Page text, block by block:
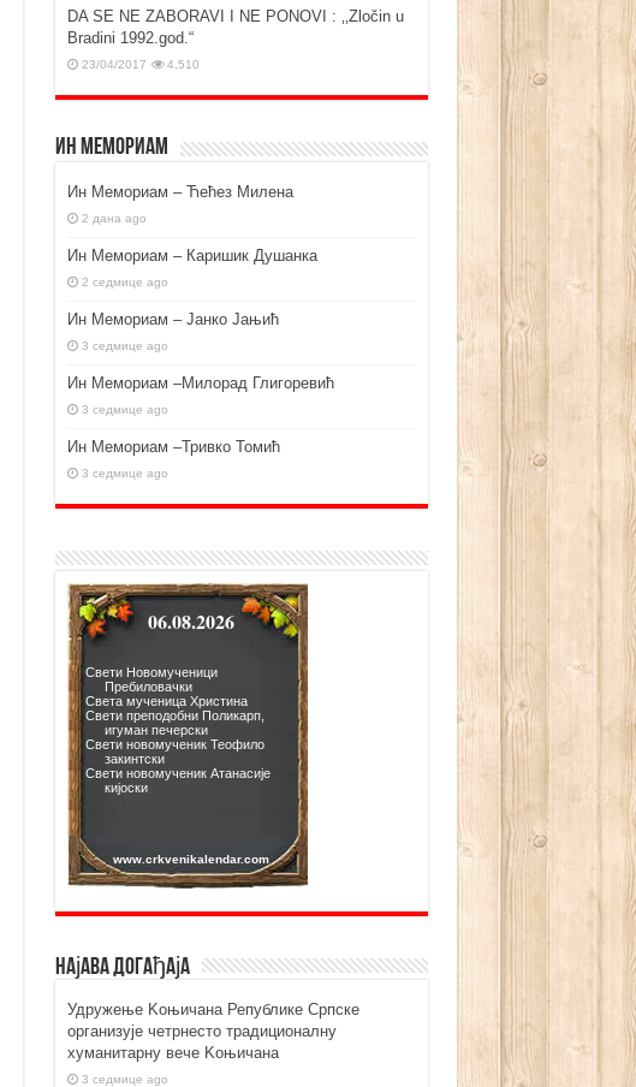
DA SE NE ZABORAVI I NE PONOVI : ‚‚Zločin u
Bradini 1992.god.“
23/04/2017 4,510
Ин Мемориам
Ин Мемориам – Ћећез Милена
2 дана ago
Ин Мемориам – Каришик Душанка
2 седмице ago
Ин Мемориам – Јанко Јањић
3 седмице ago
Ин Мемориам –Милорад Глигоревић
3 седмице ago
Ин Мемориам –Тривко Томић
3 седмице ago
Најава догађаја
Удружење Kоњичана Републике Српске
организује четрнесто традиционалну
хуманитарну вече Kоњичана
3 седмице ago